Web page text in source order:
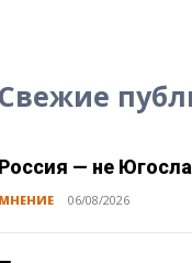
Свежие
Россия — не
МНЕНИЕ 06/08/2026